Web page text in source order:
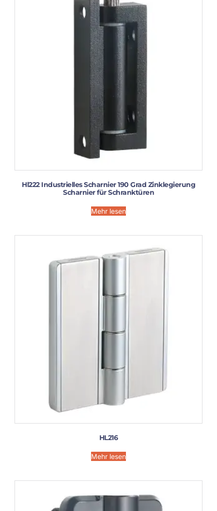
Hl222 Industrielles Scharnier 190 Grad Zinklegierung
Scharnier für Schranktüren
Mehr lesen
HL216
Mehr lesen